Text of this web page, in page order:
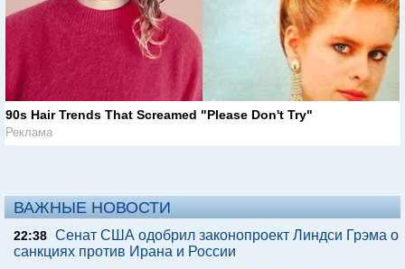
90s Hair Trends That Screamed "Please Don't Try"
Реклама
ВАЖНЫЕ НОВОСТИ
22:38 Сенат США одобрил законопроект Линдси Грэма о
санкциях против Ирана и России